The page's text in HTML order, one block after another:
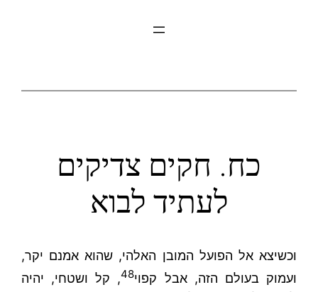
כח. חקים צדיקים
לעתיד לבוא
וכשיצא אל הפועל המובן האלהי, שהוא אמנם יקר,
ועמוק בעולם הזה, אבל קפוי48, קל ושטחי, יהיה